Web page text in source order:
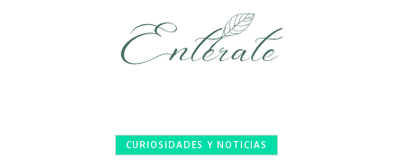
CURIOSIDADES Y NOTICIAS